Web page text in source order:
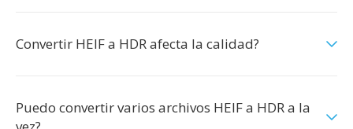
Convertir HEIF a HDR afecta la calidad?
Puedo convertir varios archivos HEIF a HDR a la